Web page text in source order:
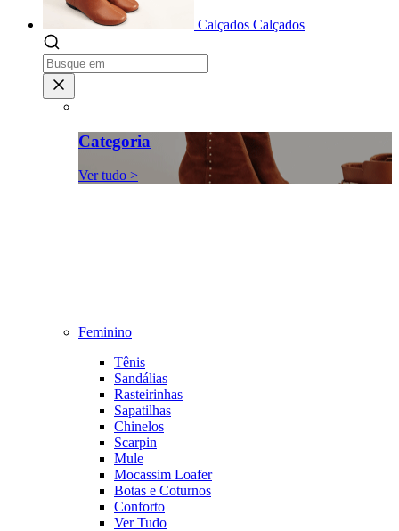
Calçados Calçados
Categoria
Ver tudo >
Feminino
Tênis
Sandálias
Rasteirinhas
Sapatilhas
Chinelos
Scarpin
Mule
Mocassim Loafer
Botas e Coturnos
Conforto
Ver Tudo